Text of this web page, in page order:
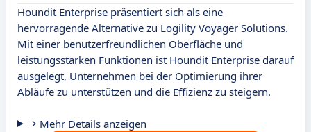
Houndit Enterprise präsentiert sich als eine
hervorragende Alternative zu Logility Voyager Solutions.
Mit einer benutzerfreundlichen Oberfläche und
leistungsstarken Funktionen ist Houndit Enterprise darauf
ausgelegt, Unternehmen bei der Optimierung ihrer
Abläufe zu unterstützen und die Effizienz zu steigern.
Mehr Details anzeigen